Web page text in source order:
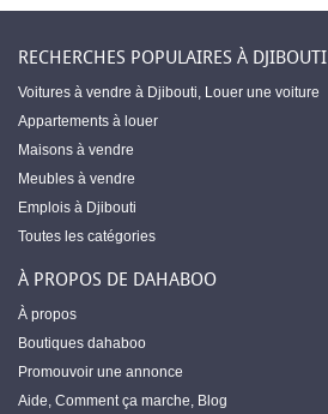
RECHERCHES POPULAIRES À DJIBOUTI
Voitures à vendre à Djibouti, Louer une voiture
Appartements à louer
Maisons à vendre
Meubles à vendre
Emplois à Djibouti
Toutes les catégories
À PROPOS DE DAHABOO
À propos
Boutiques dahaboo
Promouvoir une annonce
Aide, Comment ça marche, Blog